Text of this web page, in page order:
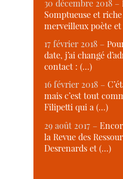
30 décembre 2018 –
Somptueuse et
merveilleux poète
17 février 2018 –
date, j’ai changé
contact : (…)
16 février 2018 –
mais c’est tout
Filipetti qui a (…)
29 août 2017 –
la Revue des
Desrenards et (…)